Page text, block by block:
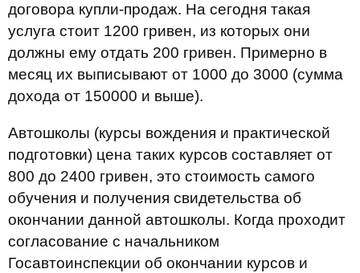
договора купли-продаж. На сегодня такая
услуга стоит 1200 гривен, из которых они
должны ему отдать 200 гривен. Примерно в
месяц их выписывают от 1000 до 3000 (сумма
дохода от 150000 и выше).
Автошколы (курсы вождения и практической
подготовки) цена таких курсов составляет от
800 до 2400 гривен, это стоимость самого
обучения и получения свидетельства об
окончании данной автошколы. Когда проходит
согласование с начальником
Госавтоинспекции об окончании курсов и